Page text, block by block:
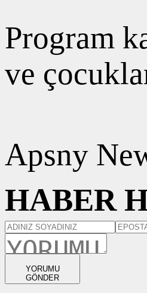
Program
ve
Apsny
HABER
YORUMU
GÖNDER